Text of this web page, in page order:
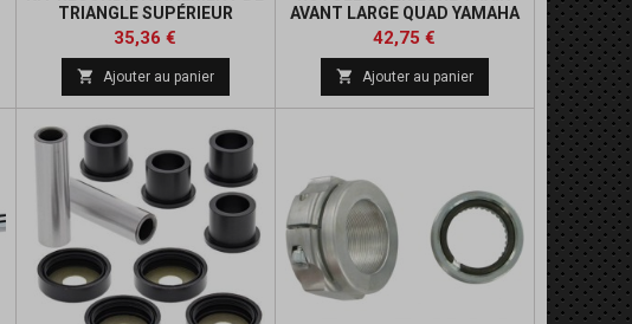
TRIANGLE SUPÉRIEUR
YAMAHA
Prix
35,36 €
base
 Ajouter au panier
AVANT LARGE QUAD YAMAHA
Prix
42,75 €
base
 Ajouter au panier